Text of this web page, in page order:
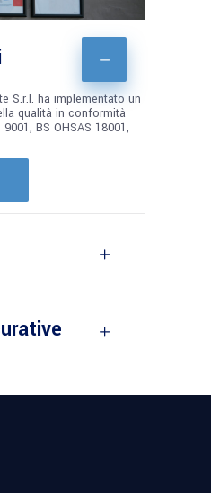
S.r.l. ha implementato un
qualità in conformità
BS OHSAS 18001,